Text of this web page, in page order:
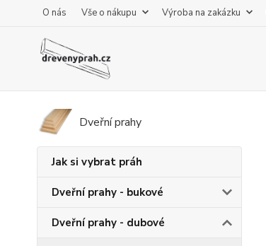
O nás Vše o nákupu Výroba na zakázku
Dveřní prahy
Jak si vybrat práh
Dveřní prahy - bukové
Dveřní prahy - dubové